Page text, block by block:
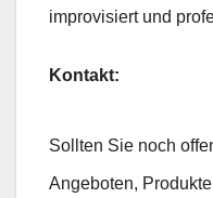
improvisiert und
Kontakt:
Sollten Sie noch
Angeboten,